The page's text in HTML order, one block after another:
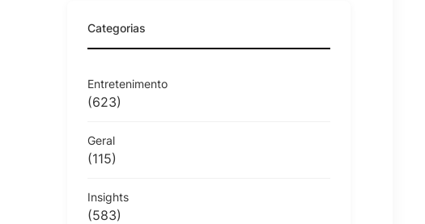
Categorias
Entretenimento
(623)
Geral
(115)
Insights
(583)